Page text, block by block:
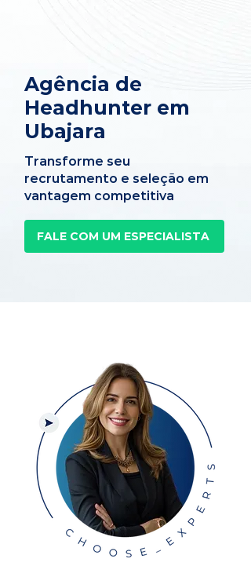
Agência de
Headhunter em
Ubajara
Transforme seu
recrutamento e seleção em
vantagem competitiva
FALE COM UM ESPECIALISTA